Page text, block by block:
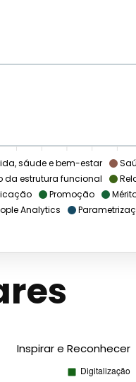
sáude e bem-estar
da estrutura funcional
Promoção
Analytics
Inspirar e Reconhecer